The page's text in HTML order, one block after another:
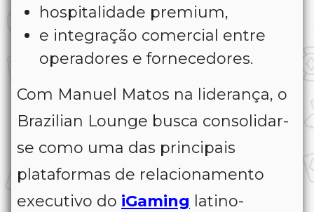
hospitalidade premium,
e integração comercial entre
operadores e fornecedores.
Com Manuel Matos na liderança, o
Brazilian Lounge busca consolidar-
se como uma das principais
plataformas de relacionamento
executivo do iGaming latino-